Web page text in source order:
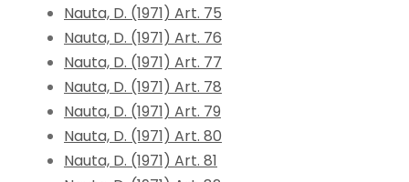
Nauta, D. (1971) Art. 75
Nauta, D. (1971) Art. 76
Nauta, D. (1971) Art. 77
Nauta, D. (1971) Art. 78
Nauta, D. (1971) Art. 79
Nauta, D. (1971) Art. 80
Nauta, D. (1971) Art. 81